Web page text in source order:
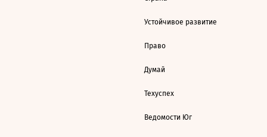
Устойчивое развитие
Право
Думай
Техуспех
Ведомости Юг